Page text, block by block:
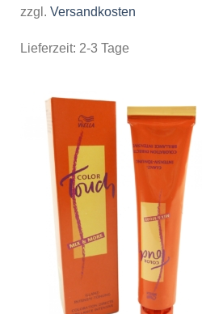
zzgl. Versandkosten
Lieferzeit: 2-3 Tage